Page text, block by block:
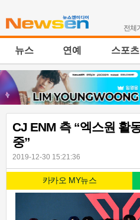
전체
뉴스 연예 스포츠
CJ ENM 측 “엑스원 활
중”
2019-12-30 15:21:36
카카오 MY뉴스